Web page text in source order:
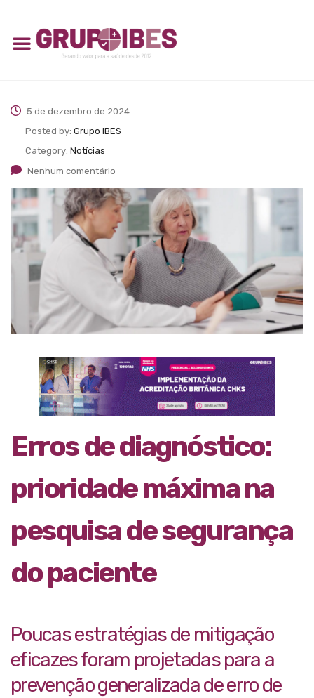
5 de dezembro de 2024
Posted by: Grupo IBES
Category: Notícias
Nenhum comentário
Erros de diagnóstico:
prioridade máxima na
pesquisa de segurança
do paciente
Poucas estratégias de mitigação
eficazes foram projetadas para a
prevenção generalizada de erro de